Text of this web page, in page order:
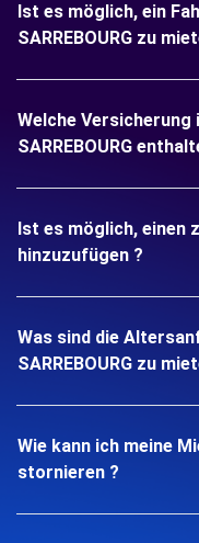
Ist es möglich, ein
SARREBOURG zu
Welche
SARREBOURG
Ist es möglich, einen
hinzuzufügen ?
Was sind die
SARREBOURG zu
Wie kann ich meine
stornieren ?